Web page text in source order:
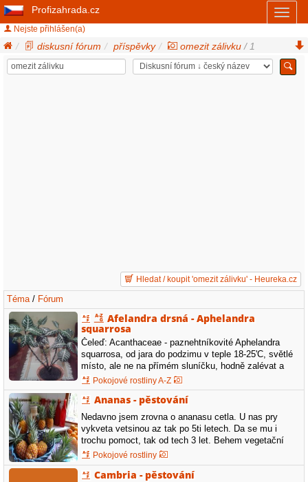
Profizahrada.cz
Nejste přihlášen(a)
diskusní fórum příspěvky omezit zálivku / 1
Hledat / koupit 'omezit zálivku' - Heureka.cz
Téma / Fórum
Afelandra drsná - Aphelandra
squarrosa
Čeleď: Acanthaceae - paznehtníkovité Aphelandra
squarrosa, od jara do podzimu v teple 18-25'C, světlé
místo, ale ne na přímém sluníčku, hodně zalévat a
rosit, kvete žlutými jakoby chocholkami/klasy, v zimě
12-14'C, zálivku omezit. Píšou v knížce, že je náročná
na hnojení, od jara,aby kvetla. Jestli se jí nedaří, tak
je…
Pokojové rostliny A-Z
Ananas - pěstování
Nedavno jsem zrovna o ananasu cetla. U nas pry
vykveta vetsinou az tak po 5ti letech. Da se mu i
trochu pomoct, tak od tech 3 let. Behem vegetační
sezóny hnojit tekutými hnojivy. Umistit na jižní okno.
Behem zimy omezit zálivku. A ke kveteni ho muzete
primet i "umele", nejlepe na jare do ruzice nalit
Pokojové rostliny
Cambria - pěstování